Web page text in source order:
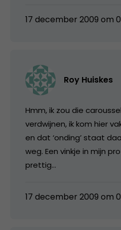
17 december 2009 om
Roy Huiskes
Hmm, ik zou die
verdwijnen, ik kom hier
en dat ‘onding’ staat
weg. Een vinkje in mijn
prettig…
17 december 2009 om